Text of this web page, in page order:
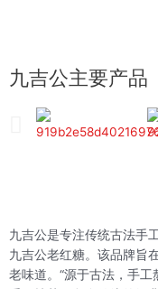
九吉公主要产品
九吉公是专注传统古法手
九吉公老红糖。该品牌旨
老味道。“源于古法，手